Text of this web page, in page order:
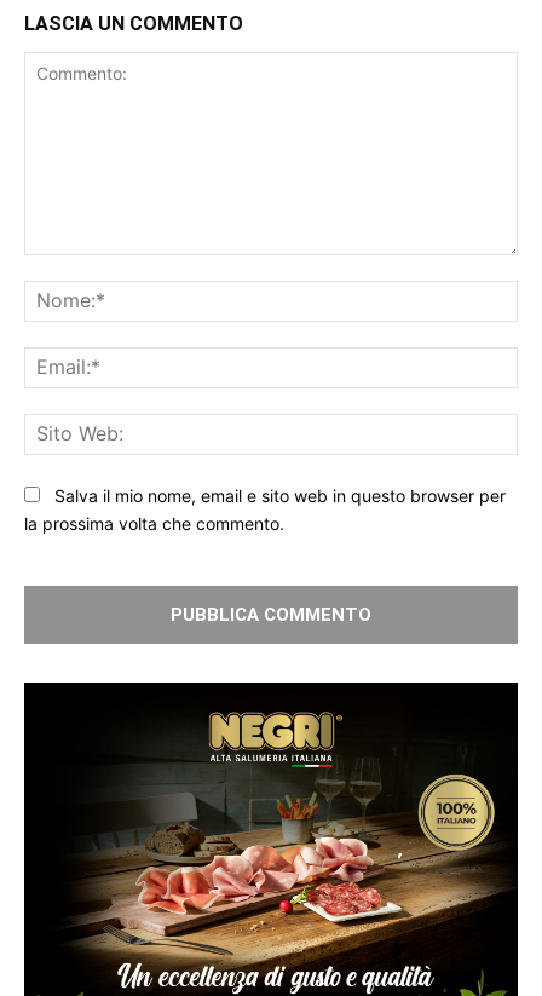
LASCIA UN COMMENTO
Salva il mio nome, email e sito web in questo browser per
la prossima volta che commento.